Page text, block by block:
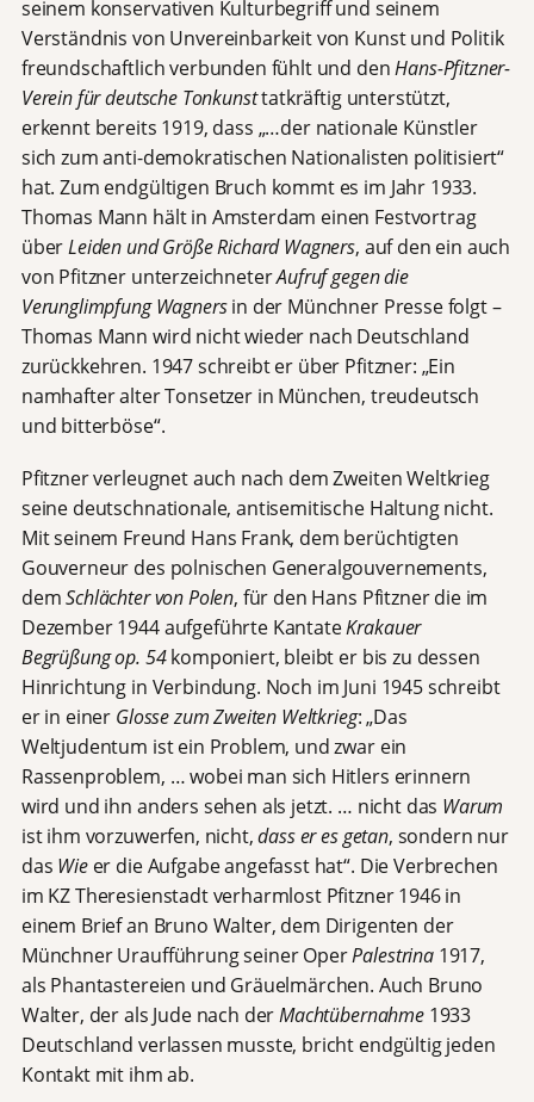
seinem konservativen Kulturbegriff und seinem
Verständnis von Unvereinbarkeit von Kunst und Politik
freundschaftlich verbunden fühlt und denHans-Pfitzner-
Verein für deutsche Tonkunsttatkräftig unterstützt,
erkennt bereits 1919, dass „…der nationale Künstler
sich zum anti-demokratischen Nationalisten politisiert“
hat. Zum endgültigen Bruch kommt es im Jahr 1933.
Thomas Mann hält in Amsterdam einen Festvortrag
überLeiden und Größe Richard Wagners, auf den ein auch
von Pfitzner unterzeichneterAufruf gegen die
Verunglimpfung Wagnersin der Münchner Presse folgt –
Thomas Mann wird nicht wieder nach Deutschland
zurückkehren. 1947 schreibt er über Pfitzner: „Ein
namhafter alter Tonsetzer in München, treudeutsch
und bitterböse“.
Pfitzner verleugnet auch nach dem Zweiten Weltkrieg
seine deutschnationale, antisemitische Haltung nicht.
Mit seinem Freund Hans Frank, dem berüchtigten
Gouverneur des polnischen Generalgouvernements,
demSchlächter von Polen, für den Hans Pfitzner die im
Dezember 1944 aufgeführte KantateKrakauer
Begrüßung op. 54komponiert, bleibt er bis zu dessen
Hinrichtung in Verbindung. Noch im Juni 1945 schreibt
er in einer Glosse zum Zweiten Weltkrieg: „Das
Weltjudentum ist ein Problem, und zwar ein
Rassenproblem, … wobei man sich Hitlers erinnern
wird und ihn anders sehen als jetzt. … nicht das Warum
ist ihm vorzuwerfen, nicht,dass er es getan, sondern nur
das Wieer die Aufgabe angefasst hat“. Die Verbrechen
im KZ Theresienstadt verharmlost Pfitzner 1946 in
einem Brief an Bruno Walter, dem Dirigenten der
Münchner Uraufführung seiner OperPalestrina1917,
als Phantastereien und Gräuelmärchen. Auch Bruno
Walter, der als Jude nach derMachtübernahme1933
Deutschland verlassen musste, bricht endgültig jeden
Kontakt mit ihm ab.